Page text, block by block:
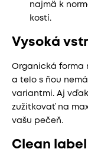
najmä k
kostí.
Vysoká
Organická forma
a telo s ňou
variantmi. Aj
zužitkovať na
vašu pečeň.
Clean